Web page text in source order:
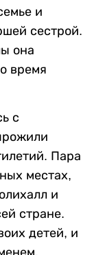
и
сестрой.
она
время
с
Пара
местах,
и
стране.
детей, и